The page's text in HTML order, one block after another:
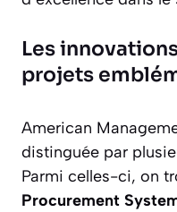
Les
projets
American
distinguée par
Parmi celles-ci, on
Procurement